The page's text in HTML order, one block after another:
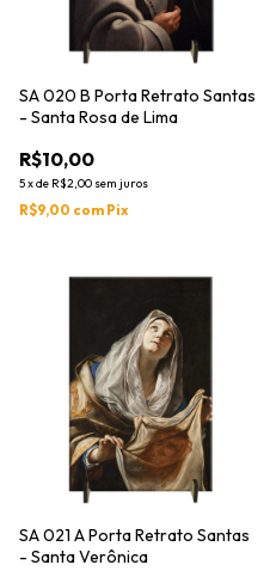
SA 020 B Porta Retrato Santas
- Santa Rosa de Lima
R$10,00
5xde R$2,00 sem juros
R$9,00 com Pix
SA 021 A Porta Retrato Santas
- Santa Verônica